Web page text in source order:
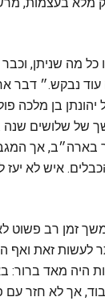
מה שניתן, וכבר
נבקש.״ דבר
בן מלכה
של שלושים
בארה״ב, אך
איש לא יעז
זמן רב פשוט
לעשות זאת ואף
היה מאד ברור:
אך לא חזר עם